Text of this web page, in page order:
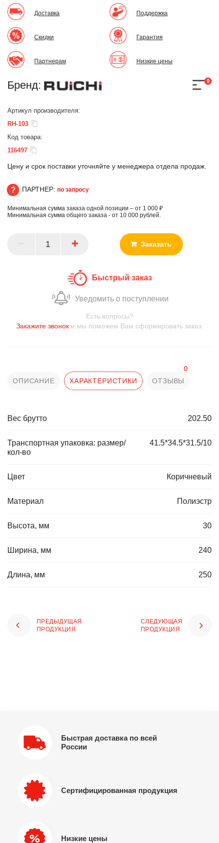
Доставка
Скидки
Партнерам
Поддержка
Гарантия
Низкие цены
Бренд: 0
Артикул производителя:
RH-103
Код товара:
116497
Цену и срок поставки уточняйте у менеджера отдела продаж.
ПАРТНЕР
ПАРТНЕР: по запросу
Минимальная сумма заказа одной позиции – от 1 000 ₽
Минимальная сумма общего заказа - от 10 000 рублей.
Заказать
Быстрый заказ
Уведомить о поступлении
Есть вопросы?
Закажите звоноки мы поможем Вам сформировать заказ.
ОПИСАНИЕ ХАРАКТЕРИСТИКИ ОТЗЫВЫ
0
Вес брутто 202.50
Транспортная упаковка: размер/
кол-во
41.5*34.5*31.5/10
Цвет Коричневый
Материал Полиэстр
Высота, мм 30
Ширина, мм 240
Длина, мм 250
ПРЕДЫДУЩАЯ
ПРОДУКЦИЯ
СЛЕДУЮЩАЯ
ПРОДУКЦИЯ
Быстрая доставка по всей
России
Сертифицированная продукция
Низкие цены